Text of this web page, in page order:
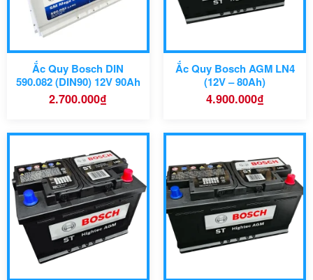
Dòng xe tương thích:
Ắc Quy Bosch DIN
590.082 (DIN90) 12V 90Ah
2.700.000₫
Ắc Quy Bosch AGM LN4
(12V – 80Ah)
4.900.000₫
Thương hiệu Ắc quy
Bosch
Điện áp
Dung lượng
Kích thước